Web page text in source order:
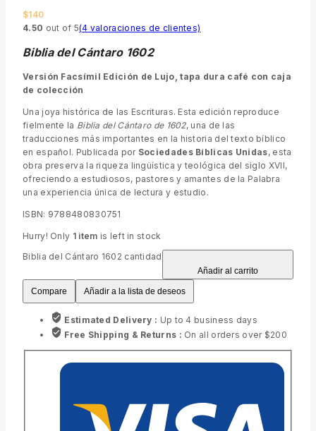
4.50 out of 5(4 valoraciones de clientes)
$140
Biblia del Cántaro 1602
Versión Facsímil Edición de Lujo, tapa dura café con caja
de colección
Una joya histórica de las Escrituras. Esta edición reproduce
fielmente la Biblia del Cántaro de 1602, una de las
traducciones más importantes en la historia del texto bíblico
en español. Publicada por Sociedades Bíblicas Unidas, esta
obra preserva la riqueza lingüística y teológica del siglo XVII,
ofreciendo a estudiosos, pastores y amantes de la Palabra
una experiencia única de lectura y estudio.
ISBN: 9788480830751
Hurry! Only 1 item is left in stock
Biblia del Cántaro 1602 cantidad
Añadir al carrito
Compare Añadir a la lista de deseos
Estimated Delivery : Up to 4 business days
Free Shipping & Returns : On all orders over $200